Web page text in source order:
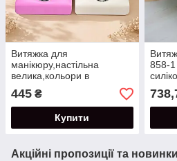
Витяжка для
манікюру,настільна
велика,кольори в
асортименті
445 ₴
Купити
858-1
Акційні пропозиції та новинки